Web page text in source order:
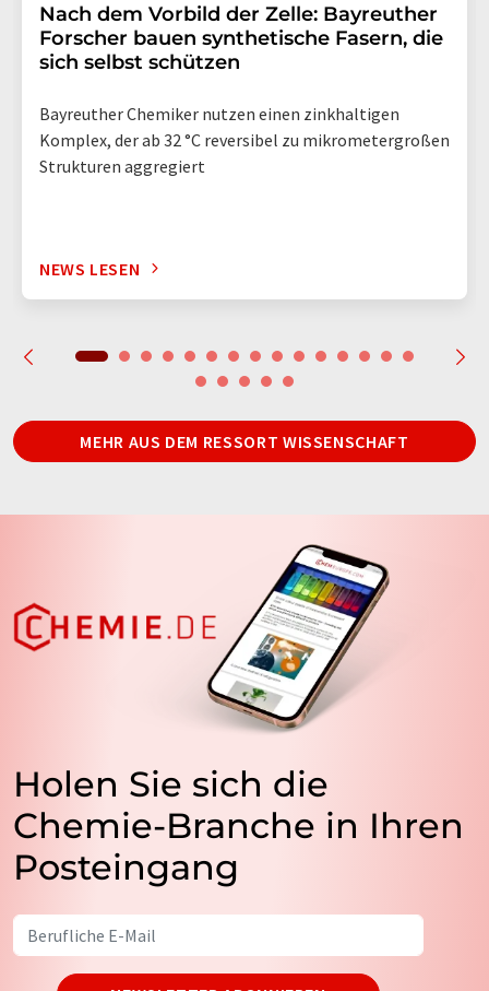
Nach dem Vorbild der Zelle: Bayreuther
Forscher bauen synthetische Fasern, die
sich selbst schützen
Bayreuther Chemiker nutzen einen zinkhaltigen
Komplex, der ab 32 °C reversibel zu mikrometergroßen
Strukturen aggregiert
NEWS LESEN
MEHR AUS DEM RESSORT WISSENSCHAFT
Holen Sie sich die
Chemie-Branche in Ihren
Posteingang